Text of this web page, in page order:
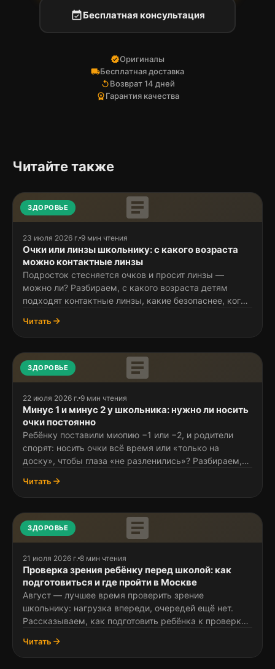
event_availableБесплатная консультация
verifiedОригиналы
local_shippingБесплатная доставка
replay Возврат 14 дней
workspace_premium Гарантия качества
Читайте также
article
ЗДОРОВЬЕ
23 июля 2026 г. 9 мин чтения
Очки или линзы школьнику: с какого возраста
можно контактные линзы
Подросток стесняется очков и просит линзы —
можно ли? Разбираем, с какого возраста детям
подходят контактные линзы, какие безопаснее, когда
оба варианта.
Читать
article
ЗДОРОВЬЕ
22 июля 2026 г. 9 мин чтения
Минус 1 и минус 2 у школьника: нужно ли носить
очки постоянно
Ребёнку поставили миопию −1 или −2, и родители
спорят: носить очки всё время или «только на
доску», чтобы глаза «не разленились»? Разбираем,
недокоррекция вредна.
Читать
article
ЗДОРОВЬЕ
21 июля 2026 г. 8 мин чтения
Проверка зрения ребёнку перед школой: как
подготовиться и где пройти в Москве
Август — лучшее время проверить зрение
школьнику: нагрузка впереди, очередей ещё нет.
Рассказываем, как подготовить ребёнка к проверке,
быстро и бесплатно.
Читать